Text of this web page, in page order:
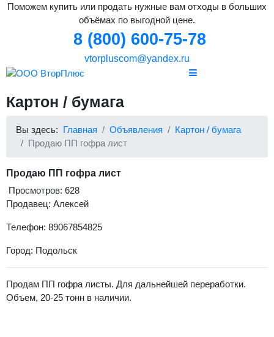
Поможем купить или продать нужные вам отходы в больших
объёмах по выгодной цене.
8 (800) 600-75-78
vtorpluscom@yandex.ru
Картон / бумага
Вы здесь: Главная Объявления
Картон / бумага
Продаю ПП гофра лист
Продаю ПП гофра лист
Просмотров: 628
Продавец: Алексей
Телефон: 89067854825
Город: Подольск
Продам ПП гофра листы. Для дальнейшей переработки.
Объем, 20-25 тонн в наличии.